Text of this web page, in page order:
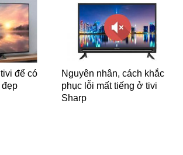
để có
đẹp
Nguyên nhân, cách khắc
phục lỗi mất tiếng ở tivi
Sharp